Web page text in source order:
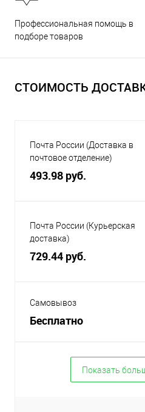
Профессиональная помощь в
подборе товаров
СТОИМОСТЬ
Почта России (Доставка в
почтовое отделение)
493.98 руб.
Почта России (Курьерская
доставка)
729.44 руб.
Самовывоз
Бесплатно
Показать